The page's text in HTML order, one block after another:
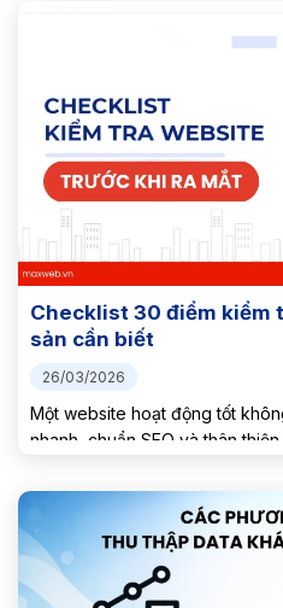
26/03/2026
Checklist 30 điểm kiểm
sản cần biết
Một website hoạt động tốt
nhanh, chuẩn SEO và thân
Trong bài viết này,...